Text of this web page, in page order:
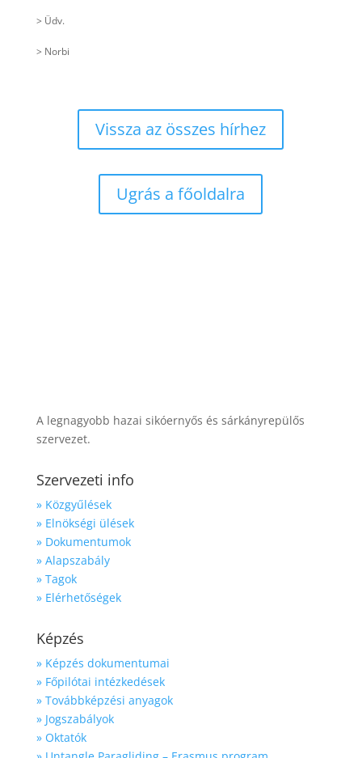
> Üdv.
> Norbi
Vissza az összes hírhez
Ugrás a főoldalra
A legnagyobb hazai sikóernyős és sárkányrepülős
szervezet.
Szervezeti info
» Közgyűlések
» Elnökségi ülések
» Dokumentumok
» Alapszabály
» Tagok
» Elérhetőségek
Képzés
» Képzés dokumentumai
» Főpilótai intézkedések
» Továbbképzési anyagok
» Jogszabályok
» Oktatók